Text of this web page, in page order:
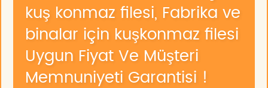
kuş konmaz filesi, Fabrika ve
binalar için kuşkonmaz filesi
Uygun Fiyat Ve Müşteri
Memnuniyeti Garantisi !